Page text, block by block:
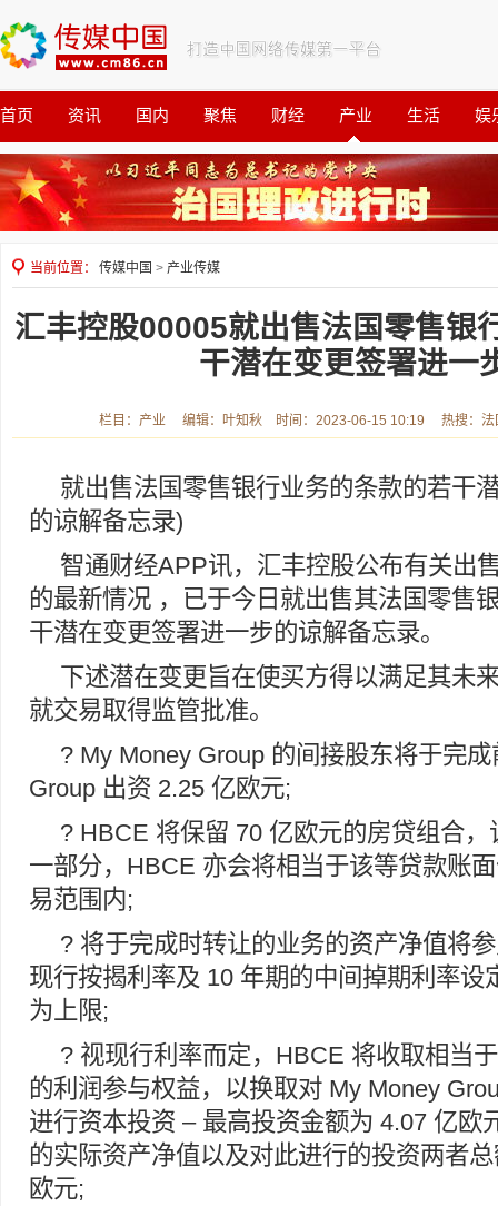
首页 资讯 国内 聚焦 财经 产业 生活 娱
观察 公益
当前位置： 传媒中国 > 产业传媒
汇丰控股00005就出售法国零售银
干潜在变更签署进一
栏目：产业 编辑：叶知秋 时间：2023-06-15 10:19 热搜：
就出售法国零售银行业务的条款的若干
的谅解备忘录)
智通财经APP讯，汇丰控股公布有关出
的最新情况 ，已于今日就出售其法国零售
干潜在变更签署进一步的谅解备忘录。
下述潜在变更旨在使买方得以满足其未
就交易取得监管批准。
? My Money Group 的间接股东将于完
Group 出资 2.25 亿欧元;
? HBCE 将保留 70 亿欧元的房贷组合
一部分，HBCE 亦会将相当于该等贷款账
易范围内;
? 将于完成时转让的业务的资产净值将
现行按揭利率及 10 年期的中间掉期利率设
为上限;
? 视现行利率而定，HBCE 将收取相当
的利润参与权益，以换取对 My Money
进行资本投资 – 最高投资金额为 4.07 亿欧
的实际资产净值以及对此进行的投资两者
欧元;